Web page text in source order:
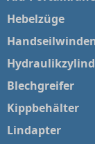
Hebelzüge
Blechgreifer
Kippbehälter
Lindapter